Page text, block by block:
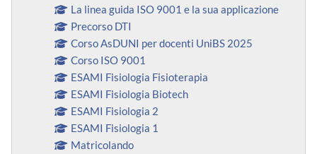
La linea guida ISO 9001 e la sua applicazione
Precorso DTI
Corso AsDUNI per docenti UniBS 2025
Corso ISO 9001
ESAMI Fisiologia Fisioterapia
ESAMI Fisiologia Biotech
ESAMI Fisiologia 2
ESAMI Fisiologia 1
Matricolando